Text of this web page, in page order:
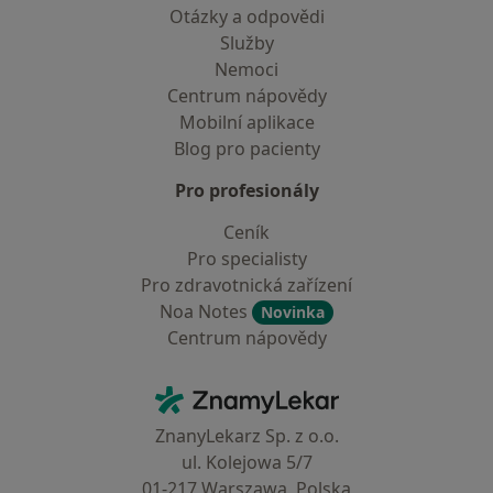
Otázky a odpovědi
Služby
Nemoci
Centrum nápovědy
Mobilní aplikace
Blog pro pacienty
Pro profesionály
Ceník
Pro specialisty
Pro zdravotnická zařízení
Noa Notes
Novinka
Centrum nápovědy
ZnamyLekar - Hlavní stránka
ZnanyLekarz Sp. z o.o.
ul. Kolejowa 5/7